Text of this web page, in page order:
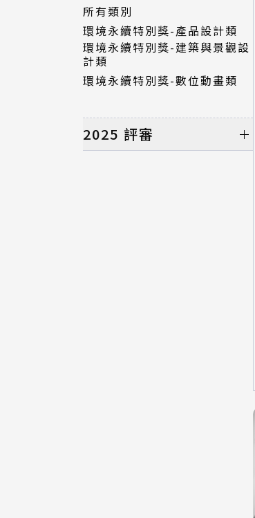
所有類別
環境永續特別獎-產品設計類
環境永續特別獎-建築與景觀設
計類
環境永續特別獎-數位動畫類
2025 評審